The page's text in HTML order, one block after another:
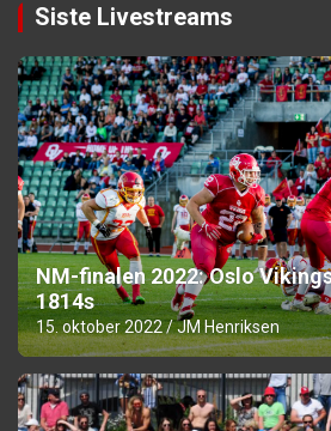
Siste Livestreams
NM-finalen 2022: Oslo
1814s
15. oktober 2022 JM Henriksen